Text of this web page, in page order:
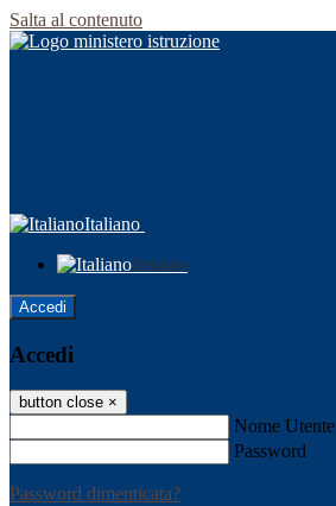
Salta al contenuto
Italiano
Italiano
Accedi
Accedi
button close ×
Nome Utente
Password
Password dimenticata?